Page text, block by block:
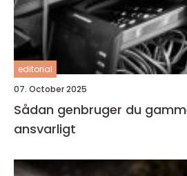
editorial
07. October 2025
Sådan genbruger du
ansvarligt